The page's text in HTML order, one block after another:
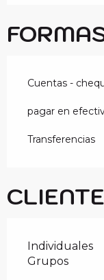
Cuentas -
pagar en
Transferencias
Individuales
Grupos